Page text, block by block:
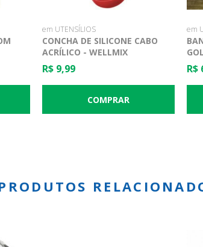
em UTENSÍLIOS
CONCHA DE SILICONE CABO
ACRÍLICO - WELLMIX
R$ 9,99
em
R$